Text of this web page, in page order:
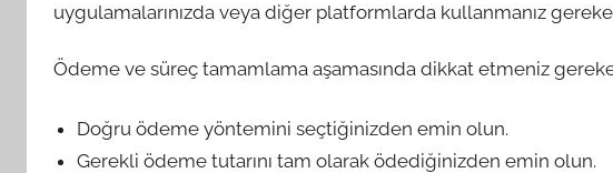
uygulamalarınızda veya diğer platformlarda kullanmanız
Ödeme ve süreç tamamlama aşamasında dikkat etmeniz
Doğru ödeme yöntemini seçtiğinizden emin olun.
Gerekli ödeme tutarını tam olarak ödediğinizden emin olun.